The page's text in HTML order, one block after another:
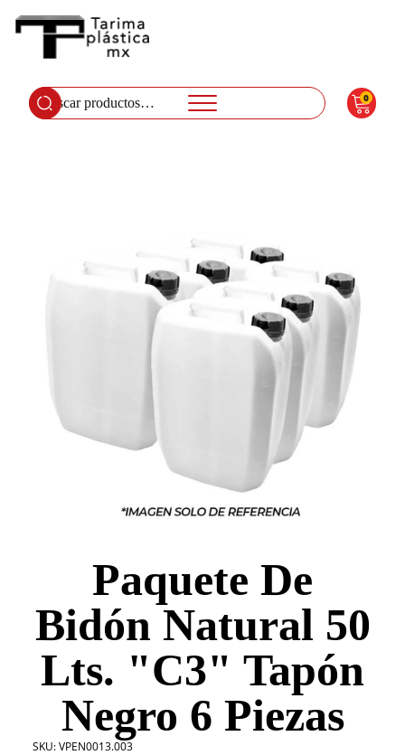
Buscar
por:
0
Paquete De
Bidón Natural 50
Lts. "C3" Tapón
Negro 6 Piezas
SKU:VPEN0013.003